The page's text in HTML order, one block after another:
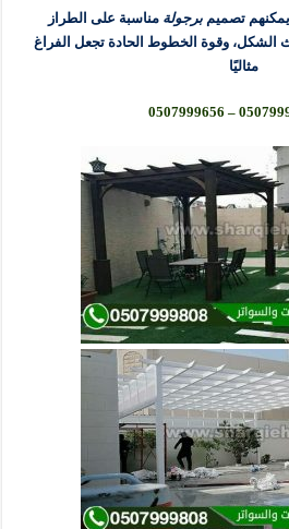
تصميم برجولة مناسبة على الطراز
الشكل، وقوة الخطوط الحادة تجعل الفراغ
مثاليًا